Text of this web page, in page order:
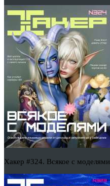
Хакер #324. Всякое с моделями